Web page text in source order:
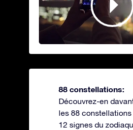
88 constellations:
Découvrez-en
les 88
12 signes du